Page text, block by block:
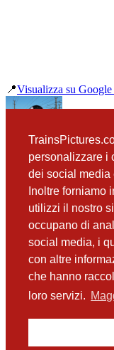
personalizzare i
dei social media
Inoltre forniamo
utilizzi il nostro
occupano di
social media, i
con altre
che hanno
loro servizi.
📍Visualizza su
precedente
OBB 4744 523 Prinzersdorf
successiva
ICE Prinzersdorf
📸 Fotografie scattate nei
ICE Prinzersdorf
(0 m)
ICE in doppia a
OBB 1116 152 Railjet